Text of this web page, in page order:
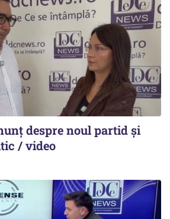
despre noul partid și
/ video